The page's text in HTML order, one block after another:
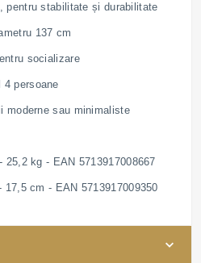
stabilitate și durabilitate
137 cm
socializare
persoane
sau minimaliste
kg - EAN 5713917008667
cm - EAN 5713917009350